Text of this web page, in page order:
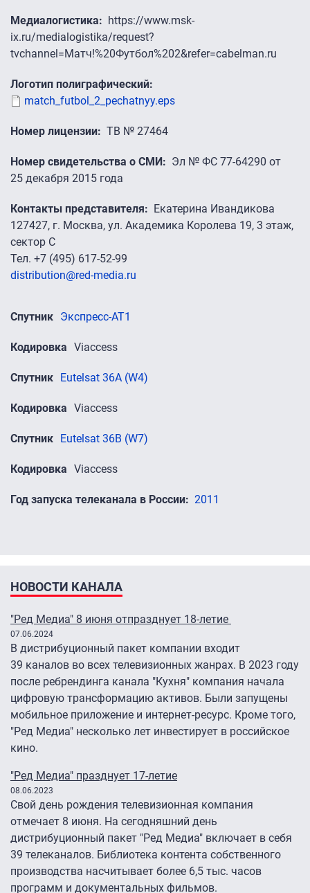
Медиалогистика
https://www.msk-
ix.ru/medialogistika/request?
tvchannel=Матч!%20Футбол%202&refer=cabelman.ru
Логотип полиграфический
match_futbol_2_pechatnyy.eps
Номер лицензии ТВ № 27464
Номер свидетельства о СМИ
Эл № ФС 77-64290 от
25 декабря 2015 года
Контакты представителя
Екатерина Ивандикова
127427, г. Москва, ул. Академика Королева 19, 3 этаж,
сектор C
Тел. +7 (495) 617-52-99
distribution@red-media.ru
Спутник Экспресс-АТ1
Кодировка Viaccess
Спутник Eutelsat 36A (W4)
Кодировка Viaccess
Спутник Eutelsat 36B (W7)
Кодировка Viaccess
Год запуска телеканала в России 2011
НОВОСТИ КАНАЛА
"Ред Медиа" 8 июня отпразднует 18-летие
07.06.2024
В дистрибуционный пакет компании входит
39 каналов во всех телевизионных жанрах. В 2023 году
после ребрендинга канала "Кухня" компания начала
цифровую трансформацию активов. Были запущены
мобильное приложение и интернет-ресурс. Кроме того,
"Ред Медиа" несколько лет инвестирует в российское
кино.
"Ред Медиа" празднует 17-летие
08.06.2023
Свой день рождения телевизионная компания
отмечает 8 июня. На сегодняшний день
дистрибуционный пакет "Ред Медиа" включает в себя
39 телеканалов. Библиотека контента собственного
производства насчитывает более 6,5 тыс. часов
программ и документальных фильмов.